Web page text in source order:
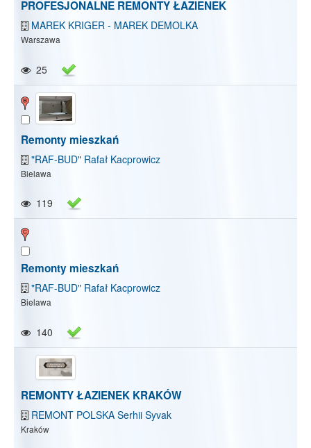
Pokaż/Ukryj mapę Pokaż/Ukryj wszystkie
PROFESJONALNE REMONTY ŁAZIENEK
MAREK KRIGER - MAREK DEMOLKA
Warszawa
25
Remonty mieszkań
"RAF-BUD" Rafał Kacprowicz
Bielawa
119
Remonty mieszkań
"RAF-BUD" Rafał Kacprowicz
Bielawa
140
REMONTY ŁAZIENEK KRAKÓW
REMONT POLSKA Serhii Syvak
Kraków